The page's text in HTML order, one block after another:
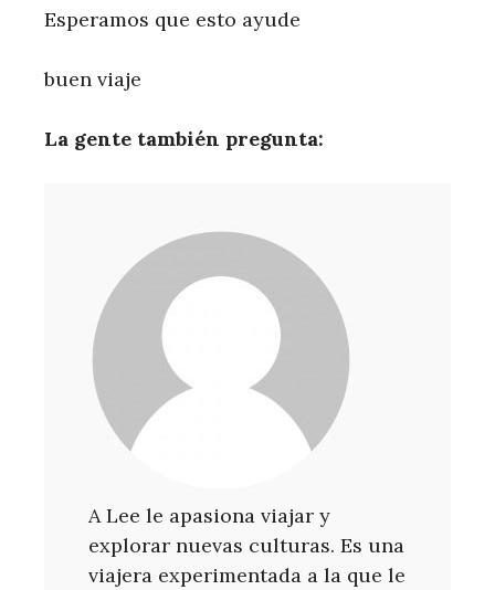
Esperamos que esto ayude
buen viaje
La gente también pregunta:
A Lee le apasiona viajar y
explorar nuevas culturas. Es una
viajera experimentada a la que le